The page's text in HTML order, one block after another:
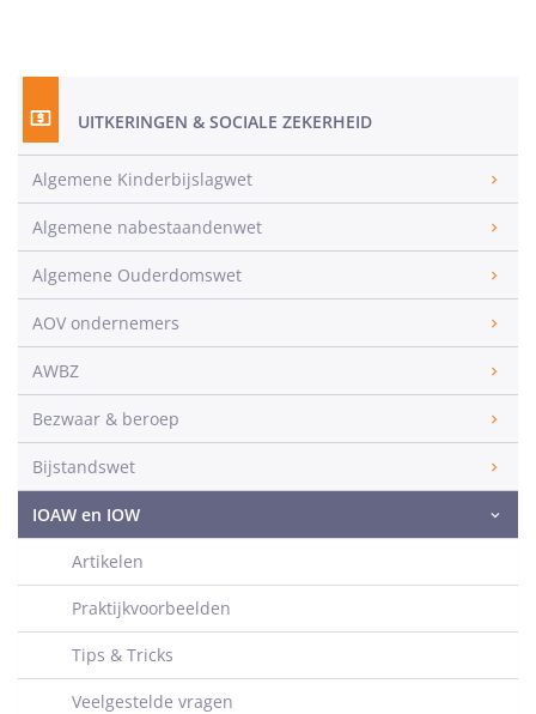
UITKERINGEN & SOCIALE ZEKERHEID
Algemene Kinderbijslagwet
Algemene nabestaandenwet
Algemene Ouderdomswet
AOV ondernemers
AWBZ
Bezwaar & beroep
Bijstandswet
IOAW en IOW
Artikelen
Praktijkvoorbeelden
Tips & Tricks
Veelgestelde vragen